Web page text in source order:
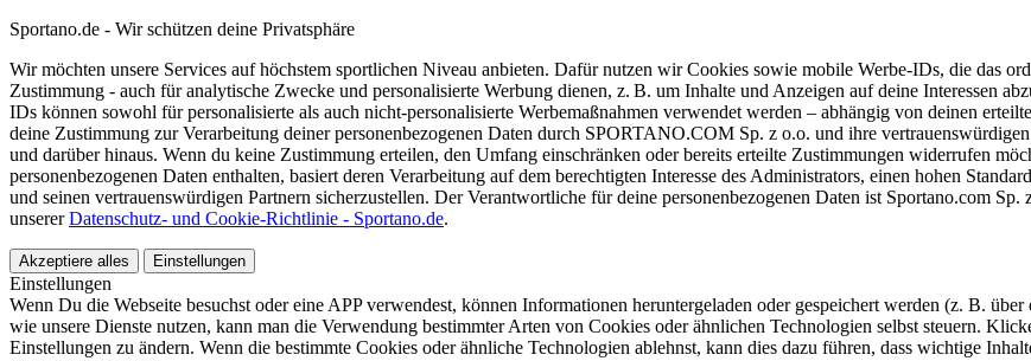
Sportano.de - Wir schützen deine Privatsphäre
Wir möchten unsere Services auf höchstem sportlichen Niveau anbieten. Dafür nutzen wir Cookies sowie mobile Werbe-IDs, die das
Zustimmung - auch für analytische Zwecke und personalisierte Werbung dienen, z. B. um Inhalte und Anzeigen auf deine Interessen
IDs können sowohl für personalisierte als auch nicht-personalisierte Werbemaßnahmen verwendet werden – abhängig von deinen
deine Zustimmung zur Verarbeitung deiner personenbezogenen Daten durch SPORTANO.COM Sp. z o.o. und ihre
und darüber hinaus. Wenn du keine Zustimmung erteilen, den Umfang einschränken oder bereits erteilte Zustimmungen widerrufen
personenbezogenen Daten enthalten, basiert deren Verarbeitung auf dem berechtigten Interesse des Administrators, einen hohen
und seinen vertrauenswürdigen Partnern sicherzustellen. Der Verantwortliche für deine personenbezogenen Daten ist Sportano.com Sp.
unsererDatenschutz- und Cookie-Richtlinie - Sportano.de.
Akzeptiere alles Einstellungen
Einstellungen
Wenn Du die Webseite besuchst oder eine APP verwendest, können Informationen heruntergeladen oder gespeichert werden (z. B.
wie unsere Dienste nutzen, kann man die Verwendung bestimmter Arten von Cookies oder ähnlichen Technologien selbst steuern.
Einstellungen zu ändern. Wenn die bestimmte Cookies oder ähnliche Technologien ablehnst, kann dies dazu führen, dass wichtige